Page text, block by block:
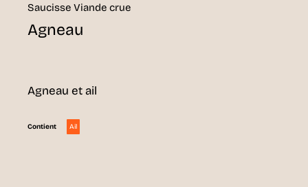
Saucisse Viande crue
Agneau
Agneau et ail
Contient Ail